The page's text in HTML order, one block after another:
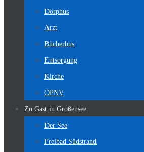
Dörphus
Arzt
Bücherbus
Entsorgung
Kirche
ÖPNV
Zu Gast in Großensee
Der See
Freibad Südstrand